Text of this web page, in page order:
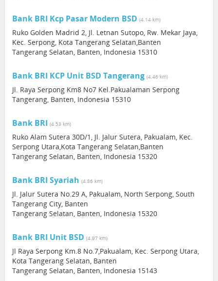
Bank BRI Kcp Pasar Modern BSD (4.14 km)
Ruko Golden Madrid 2, Jl. Letnan Sutopo, Rw. Mekar Jaya,
Kec. Serpong, Kota Tangerang Selatan,Banten
Tangerang Selatan, Banten, Indonesia 15310
Bank BRI KCP Unit BSD Tangerang (4.46 km)
Jl. Raya Serpong Km8 No7 Kel.Pakualaman Serpong
Tangerang, Banten, Indonesia 15310
Bank BRI (4.53 km)
Ruko Alam Sutera 30D/1, Jl. Jalur Sutera, Pakualam, Kec.
Serpong Utara,Kota Tangerang Selatan,Banten
Tangerang Selatan, Banten, Indonesia 15320
Bank BRI Syariah (4.86 km)
Jl. Jalur Sutera No.29 A, Pakualam, North Serpong, South
Tangerang City, Banten
Tangerang Selatan, Banten, Indonesia 15320
Bank BRI Unit BSD (4.97 km)
Jl Raya Serpong Km.8 No.7,Pakualam, Kec. Serpong Utara,
Kota Tangerang Selatan, Banten
Tangerang Selatan, Banten, Indonesia 15143